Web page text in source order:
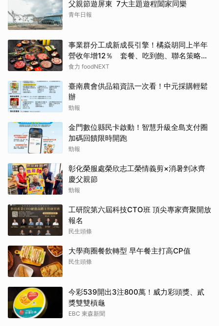
父親節遊屏東 7大主題遊程闔家同樂
青年日報
事業群分工成新成長引擎！橘焱胡同上半年
營收年增12％ 套餐、吃到飽、聯名策略帶
動新客
食力 foodNEXT
臺南農會供品箱資訊一次看！中元採購輕鬆
辦
勁報
金門數位縣民卡啟動！智慧升級全島支付圈
加碼回饋限時開跑
勁報
彰化榮服處榮欣志工榮情義剪×消暑剉冰齊
慶父親節
勁報
工研院第六屆科技CTO班 頂尖專家齊聚開放
報名
民生頭條
大學商圈餐飲轉型 早午餐主打高CP值
民生頭條
今彩539開出3注800萬！威力彩頭獎、貳
獎雙雙槓龜
EBC 東森新聞